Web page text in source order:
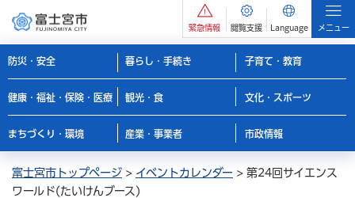
緊急情報 閲覧支援 Language メニュー
防災・安全 暮らし・手続き 子育て・教育
健康・福祉・保険・医療 観光・食 文化・スポーツ
まちづくり・環境 産業・事業者 市政情報
富士宮市トップページ > イベントカレンダー > 第24回サイエンス
ワールド(たいけんブース)